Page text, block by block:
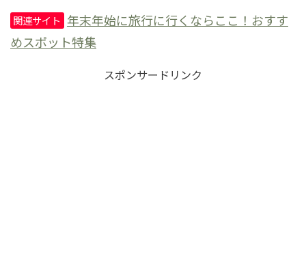
関連サイト 年末年始に旅行に行くならここ！おすす
めスポット特集
スポンサードリンク